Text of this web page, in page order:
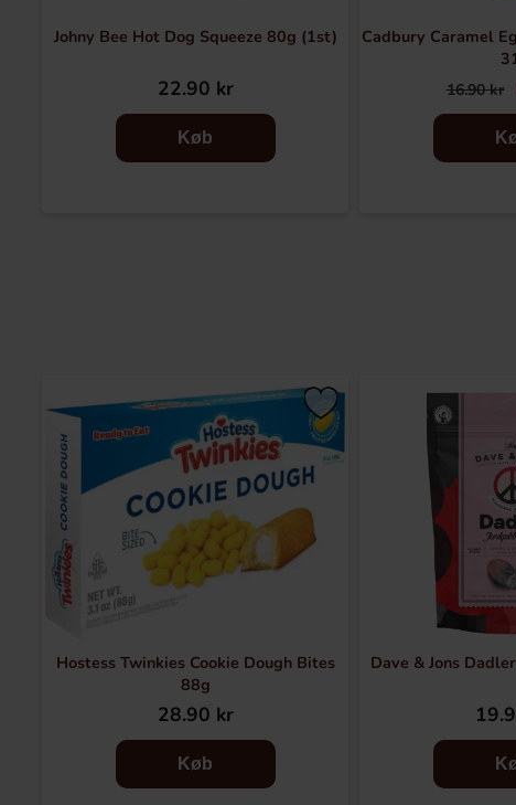
Johny Bee Hot Dog Squeeze 80g (1st)
22.90 kr
Køb
Cadbury Caramel
16.90 kr
Hostess Twinkies Cookie Dough Bites
88g
28.90 kr
Køb
Dave & Jons